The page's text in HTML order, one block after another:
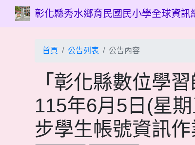
彰化縣秀水鄉育民國民小學全球資訊
首頁 公告列表 公告內容
「彰化縣數位學
115年6月5日(星
步學生帳號資訊作